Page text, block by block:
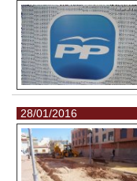
28/01/2016